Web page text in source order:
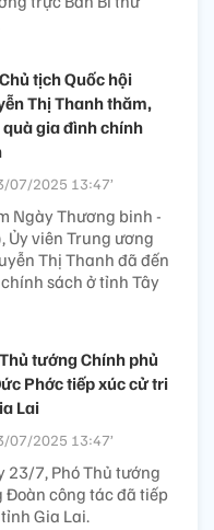
tịch Quốc hội
Thị Thanh thăm,
gia đình chính
07/2025 13:47’
Ngày Thương binh -
viên Trung ương
Thị Thanh đã đến
sách ở tỉnh Tây
tướng Chính phủ
Phớc tiếp xúc cử tri
Lai
07/2025 13:47’
23/7, Phó Thủ tướng
Đoàn công tác đã tiếp
Gia Lai.